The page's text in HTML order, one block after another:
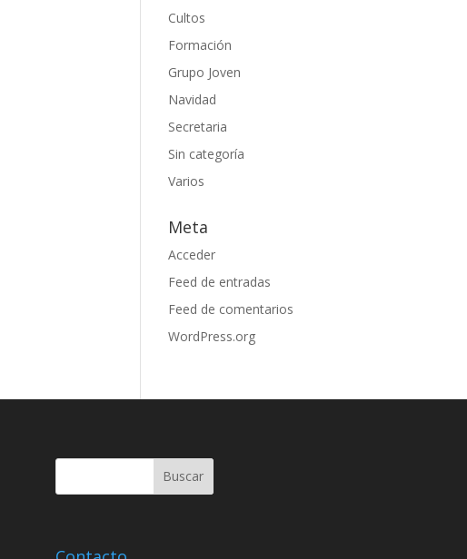
Cultos
Formación
Grupo Joven
Navidad
Secretaria
Sin categoría
Varios
Meta
Acceder
Feed de entradas
Feed de comentarios
WordPress.org